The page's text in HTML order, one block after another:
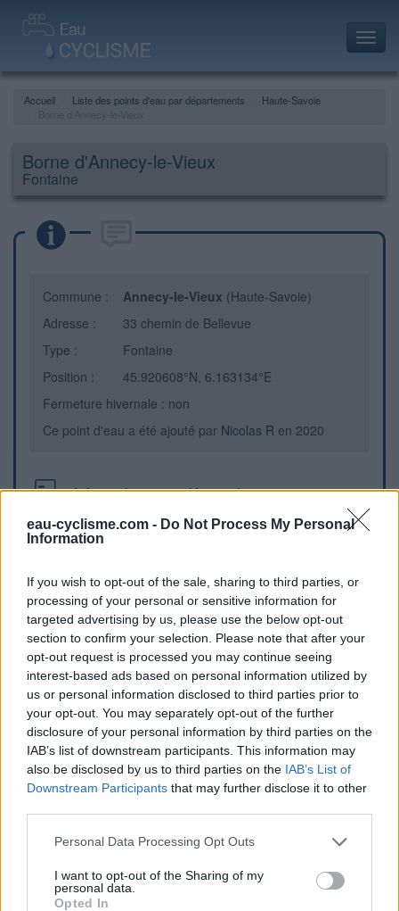
eau-cyclisme.com - Do Not Process My Personal
Information
If you wish to opt-out of the sale, sharing to third parties, or
processing of your personal or sensitive information for
targeted advertising by us, please use the below opt-out
section to confirm your selection. Please note that after your
opt-out request is processed you may continue seeing
interest-based ads based on personal information utilized by
us or personal information disclosed to third parties prior to
your opt-out. You may separately opt-out of the further
disclosure of your personal information by third parties on the
IAB’s list of downstream participants. This information may
also be disclosed by us to third parties on the IAB’s List of
Downstream Participants that may further disclose it to other
Personal Data Processing Opt Outs
I want to opt-out of the Sharing of my
personal data.
Opted In
Accueil Liste des points d'eau par départements
Haute-Savoie
Borne d'Annecy-le-Vieux
Fontaine
Commune : Annecy-le-Vieux (Haute-Savoie)
Adresse :
33 chemin de Bellevue
Type :
Fontaine
Position :
45.920608°N, 6.163134°E
Fermeture hivernale : non
Ce point d'eau a été ajouté par Nicolas R en 2020
Informations complémentaires
Le long de la piste cyclable, à droite après l'université en
remontant le chemin de Bellevue
Repères visuels
Afficher la carte